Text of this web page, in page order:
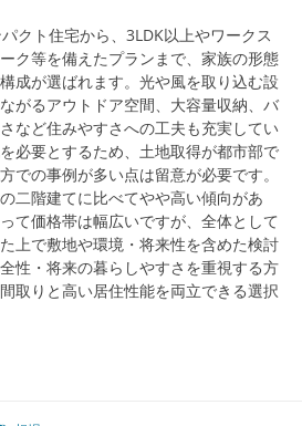
クト住宅から、3LDK以上やワークス
ク等を備えたプランまで、家族の形態
成が選ばれます。光や風を取り込む設
がるアウトドア空間、大容量収納、バ
など住みやすさへの工夫も充実してい
必要とするため、土地取得が都市部で
での事例が多い点は留意が必要です。
二階建てに比べてやや高い傾向があ
て価格帯は幅広いですが、全体として
上で敷地や環境・将来性を含めた検討
性・将来の暮らしやすさを重視する方
取りと高い居住性能を両立できる選択